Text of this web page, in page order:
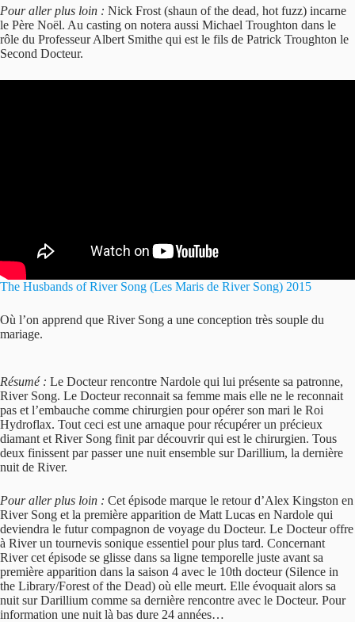
Pour aller plus loin : Nick Frost (shaun of the dead, hot fuzz) incarne
le Père Noël. Au casting on notera aussi Michael Troughton dans le
rôle du Professeur Albert Smithe qui est le fils de Patrick Troughton le
Second Docteur.
The Husbands of River Song (Les Maris de River Song) 2015
Où l’on apprend que River Song a une conception très souple du
mariage.
Résumé : Le Docteur rencontre Nardole qui lui présente sa patronne,
River Song. Le Docteur reconnait sa femme mais elle ne le reconnait
pas et l’embauche comme chirurgien pour opérer son mari le Roi
Hydroflax. Tout ceci est une arnaque pour récupérer un précieux
diamant et River Song finit par découvrir qui est le chirurgien. Tous
deux finissent par passer une nuit ensemble sur Darillium, la dernière
nuit de River.
Pour aller plus loin : Cet épisode marque le retour d’Alex Kingston en
River Song et la première apparition de Matt Lucas en Nardole qui
deviendra le futur compagnon de voyage du Docteur. Le Docteur offre
à River un tournevis sonique essentiel pour plus tard. Concernant
River cet épisode se glisse dans sa ligne temporelle juste avant sa
première apparition dans la saison 4 avec le 10th docteur (Silence in
the Library/Forest of the Dead) où elle meurt. Elle évoquait alors sa
nuit sur Darillium comme sa dernière rencontre avec le Docteur. Pour
information une nuit là bas dure 24 années…